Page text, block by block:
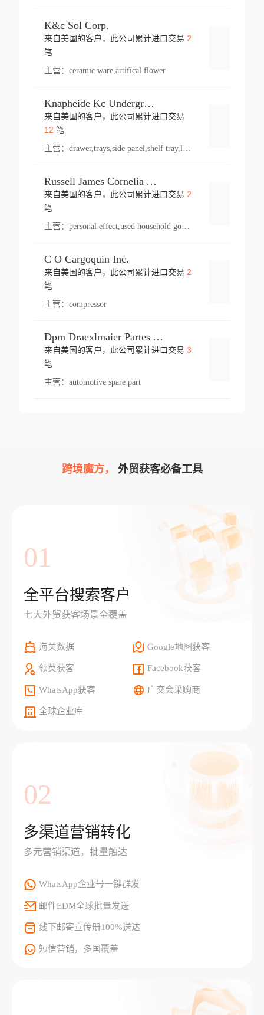
K&c Sol Corp.
来自美国的客户，此公司累计进口交易 2
笔
主营： ceramic ware,artifical flower
Knapheide Kc Underground
来自美国的客户，此公司累计进口交易
12 笔
主营：
Russell James Cornelia Arlington Va
来自美国的客户，此公司累计进口交易 2
笔
主营： personal effect,used household goods
C O Cargoquin Inc.
来自美国的客户，此公司累计进口交易 2
笔
主营： compressor
Dpm Draexlmaier Partes Automotrices Corr Ind Huejotzingo
来自美国的客户，此公司累计进口交易 3
笔
主营： automotive spare part
跨境魔方， 外贸获客必备工具
01
全平台搜索客户
七大外贸获客场景全覆盖
海关数据 Google地图获客
领英获客 Facebook获客
WhatsApp获客 广交会采购商
全球企业库
02
多渠道营销转化
多元营销渠道，批量触达
WhatsApp企业号一键群发
邮件EDM全球批量发送
线下邮寄宣传册100%送达
短信营销，多国覆盖